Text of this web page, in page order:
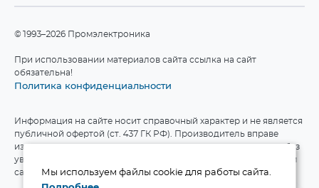
©1993–2026 Промэлектроника
При использовании материалов сайта ссылка на сайт
обязательна!
Политика конфиденциальности
Информация на сайте носит справочный характер и не является
публичной офертой (ст. 437 ГК РФ). Производитель вправе
изменять технические характеристики и комплект поставки без
уведомления. Актуальные данные приведены на официальном
сайте производителя.
Мы используем файлы cookie для работы сайта.